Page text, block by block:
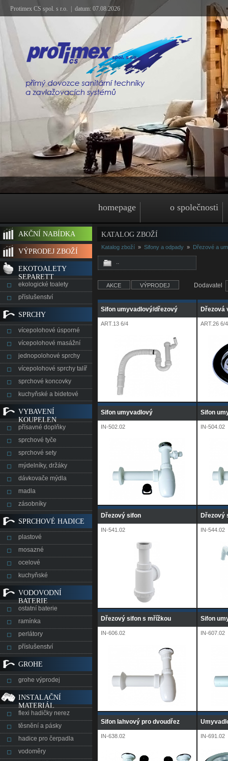
Protimex CS spol. s r.o. | datum: 07.08.2026
homepage o společnosti
AKČNÍ NABÍDKA
VÝPRODEJ ZBOŽÍ
EKOTOALETY
SEPARETT
ekologické toalety
příslušenství
SPRCHY
vícepolohové úsporné
vícepolohové masážní
jednopolohové sprchy
vícepolohové sprchy talíř
sprchové koncovky
kuchyňské a bidetové
VYBAVENÍ
KOUPELEN
přísavné doplňky
sprchové tyče
sprchové sety
mýdelníky, držáky
dávkovače mýdla
madla
zásobníky
SPRCHOVÉ HADICE
plastové
mosazné
ocelové
kuchyňské
VODOVODNÍ
BATERIE
ostatní baterie
ramínka
perlátory
příslušenství
GROHE
grohe výprodej
INSTALAČNÍ
MATERIÁL
flexi hadičky nerez
těsnění a pásky
hadice pro čerpadla
vodoměry
KATALOG ZBOŽÍ
Katalog zboží » Sifony a odpady » Dřezové a
..
Dodavatel
AKCE VÝPRODEJ
Sifon umyvadlový/dřezový
ART.13 6/4
Dřezová
ART.26 6/4
Sifon umyvadlový
IN-502.02
Sifon
IN-504.02
Dřezový sifon
IN-541.02
Dřezový
IN-544.02
Dřezový sifon s mřížkou
IN-606.02
Sifon
IN-607.02
Sifon lahvový pro dvoudřez
IN-638.02 IN-691.02